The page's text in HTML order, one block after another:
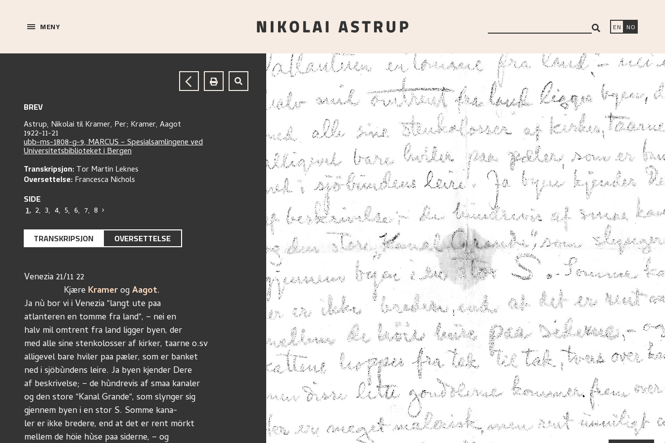
MENY EN NO
BREV
Astrup, Nikolai tilKramer, Per; Kramer, Aagot
1922-11-21
ubb-ms-1808-g-9, MARCUS – Spesialsamlingene ved
Universitetsbiblioteket i Bergen
Transkripsjon:Tor Martin Leknes
Oversettelse:Francesca Nichols
SIDE
1, 2, 3, 4, 5, 6, 7, 8 ›
TRANSKRIPSJON OVERSETTELSE
Venezia 21/11 22
		Kjære
Kramer og Aagot.
Ja nù bor vi i Venezia "langt ute paa
atlanteren en tomme fra land", – nei en
halv mil omtrent fra land ligger byen, der
med alle sine stenkolosser af kirker, taarne o.sv
alligevel bare hviler paa pæler, som er banket
ned i sjöbùndens leire. Ja byen kjender Dere
af beskrivelse; – de hùndrevis af smaa kanaler
og den store "Kanal Grande", som slynger sig
gjennem byen i en stor S. Somme kana-
ler er ikke bredere, end at det er rent mörkt
mellem de höie hùse paa siderne, – og